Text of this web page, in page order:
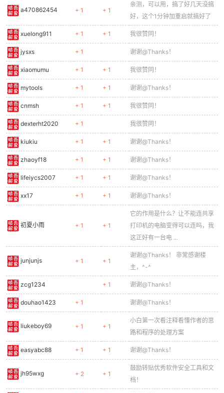
a470862454 + 1 + 1
亲测，可以用，搞了好几天没搞
好，这个1分钟加重启就搞好了
xuelong911 + 1 + 1 我很赞同！
jysxs + 1 谢谢@Thanks！
xiaomumu + 1 + 1 我很赞同！
mytools + 1 + 1 谢谢@Thanks！
cnmsh + 1 + 1 我很赞同！
dexterht2020 + 1 我很赞同！
kiukiu + 1 + 1 谢谢@Thanks！
zhaoyf18 + 1 + 1 谢谢@Thanks！
lifeiycs2007 + 1 + 1 谢谢@Thanks！
xx17 + 1 + 1 谢谢@Thanks！
初夏小雨 + 1 + 1
它的作用是什么？让不能连共享
打印机的电脑变得可以连吗，我
这正好有一台电 ...
junjunjs + 1 + 1
谢谢@Thanks！ 非常感谢楼
主，^-^
zcg1234 + 1 谢谢@Thanks！
douhao1423 + 1 谢谢@Thanks！
liukeboy69 + 1 + 1
小白第一次看注释看懂作者的思
路和程序的处理方案
easyabc88 + 1 + 1 谢谢@Thanks！
jh95wxg + 2 + 1
鼓励转贴优秀软件安全工具和文
档！